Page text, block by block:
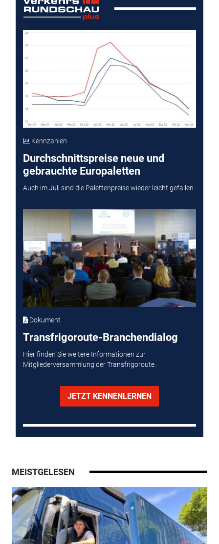
Kennzahlen
Durchschnittspreise neue und
gebrauchte Europaletten
Auch im Juli sind die Palettenpreise wieder leicht gefallen.
Dokument
Transfrigoroute-Branchendialog
Hier finden Sie weitere Informationen zur
Mitgliederversammlung der Transfrigoroute.
JETZT KENNENLERNEN
MEISTGELESEN